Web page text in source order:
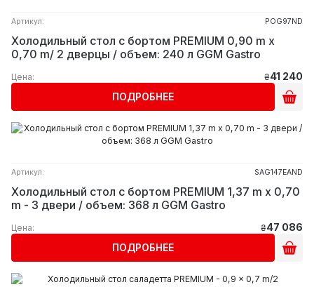
Артикул: POG97ND
Холодильный стол с бортом PREMIUM 0,90 m x
0,70 m/ 2 дверцы / объем: 240 л GGM Gastro
Цена: ₴41 240
ПОДРОБНЕЕ
Артикул: SAG147EAND
Холодильный стол с бортом PREMIUM 1,37 m x 0,70
m - 3 двери / объем: 368 л GGM Gastro
Цена: ₴47 086
ПОДРОБНЕЕ